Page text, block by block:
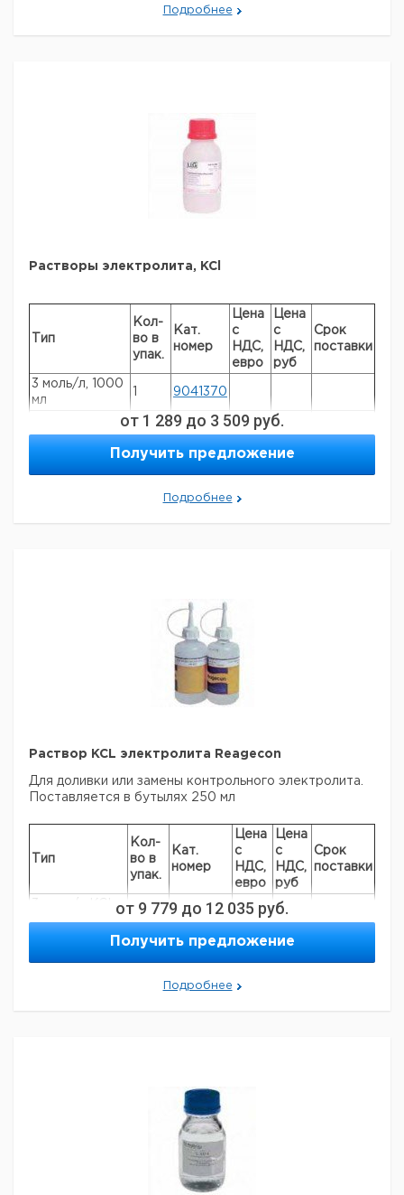
Подробнее
Растворы электролита, KCl
Тип
Кол-
во в
упак.
Кат.
номер
Цена
с
НДС,
евро
Цена
с
НДС,
руб
Срок
поставки
3 моль/л, 1000
мл
9041370
мл
1 9041371
3 моль/л, (AgCl
насыщенный),
1 9041372
от 1 289 до 3 509 руб.
Получить предложение
Подробнее
Раствор KCL электролита Reagecon
Для доливки или замены контрольного электролита.
Поставляется в бутылях 250 мл
Тип
Кол-
во в
упак.
Кат.
номер
Цена
с
НДС,
евро
Цена
с
НДС,
руб
Срок
поставки
3 моль/л KCL,
без ионов
серебра, 250
1 9040957
9040958
от 9 779 до 12 035 руб.
Получить предложение
Подробнее